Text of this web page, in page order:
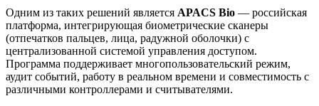
Одним из таких решений является APACS Bio — российская
платформа, интегрирующая биометрические сканеры
(отпечатков пальцев, лица, радужной оболочки) с
централизованной системой управления доступом.
Программа поддерживает многопользовательский режим,
аудит событий, работу в реальном времени и совместимость с
различными контроллерами и считывателями.